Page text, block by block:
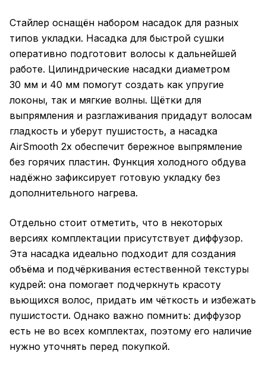
Стайлер оснащён набором насадок для разных
типов укладки. Насадка для быстрой сушки
оперативно подготовит волосы к дальнейшей
работе. Цилиндрические насадки диаметром
30 мм и 40 мм помогут создать как упругие
локоны, так и мягкие волны. Щётки для
выпрямления и разглаживания придадут волосам
гладкость и уберут пушистость, а насадка
AirSmooth 2x обеспечит бережное выпрямление
без горячих пластин. Функция холодного обдува
надёжно зафиксирует готовую укладку без
дополнительного нагрева.
Отдельно стоит отметить, что в некоторых
версиях комплектации присутствует диффузор.
Эта насадка идеально подходит для создания
объёма и подчёркивания естественной текстуры
кудрей: она помогает подчеркнуть красоту
вьющихся волос, придать им чёткость и избежать
пушистости. Однако важно помнить: диффузор
есть не во всех комплектах, поэтому его наличие
нужно уточнять перед покупкой.